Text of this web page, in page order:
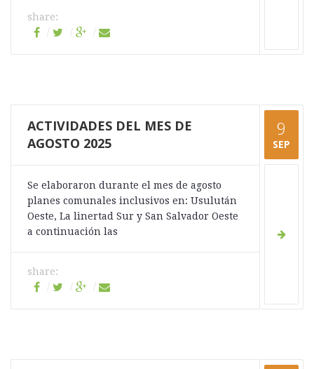
share:
ACTIVIDADES DEL MES DE
AGOSTO 2025
Se elaboraron durante el mes de agosto
planes comunales inclusivos en: Usulután
Oeste, La linertad Sur y San Salvador Oeste
a continuación las
share:
9
SEP